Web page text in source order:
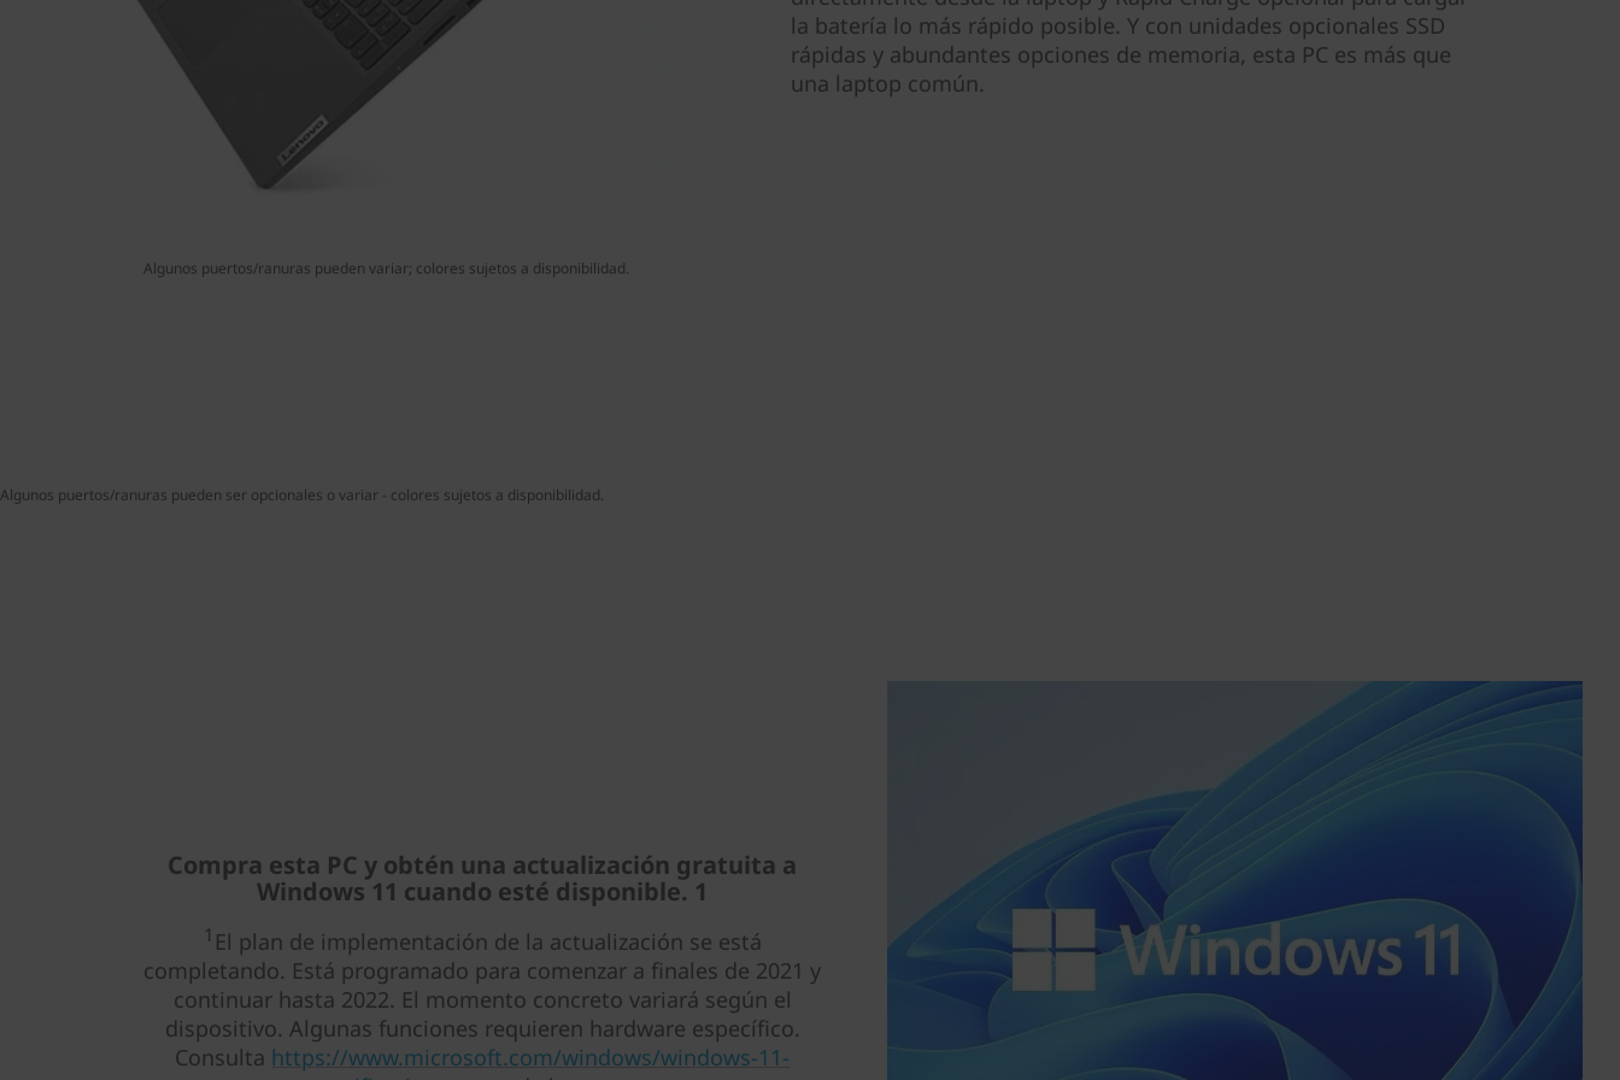
Algunos puertos/ranuras pueden variar; colores sujetos a disponibilidad.
la batería lo más rápido posible. Y con unidades opcionales SSD
rápidas y abundantes opciones de memoria, esta PC es más que
una laptop común.
Algunos puertos/ranuras pueden ser opcionales o variar - colores sujetos a disponibilidad.
Compra esta PC y obtén una actualización gratuita a
Windows 11 cuando esté disponible. 1
1 El plan de implementación de la actualización se está
completando. Está programado para comenzar a finales de 2021 y
continuar hasta 2022. El momento concreto variará según el
dispositivo. Algunas funciones requieren hardware específico.
Consulta https://www.microsoft.com/windows/windows-11-